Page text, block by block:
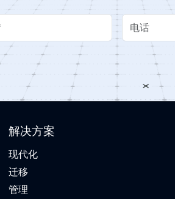
电话
解决方案
现代化
迁移
管理